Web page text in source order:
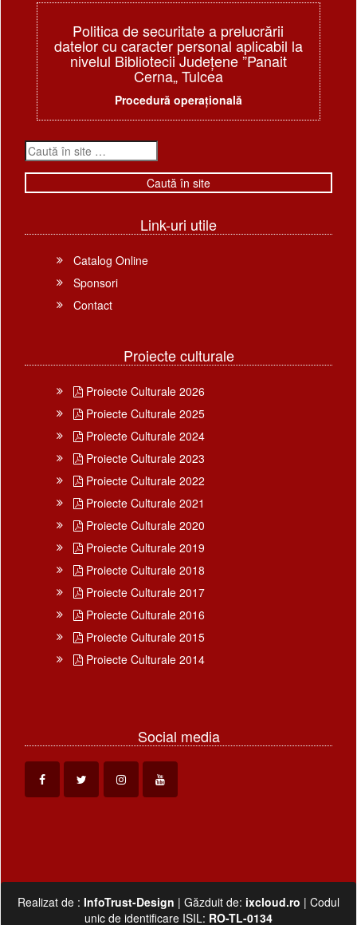
Politica de securitate a prelucrării
datelor cu caracter personal aplicabil la
nivelul Bibliotecii Judeţene ”Panait
Cerna„ Tulcea
Procedură operațională
Link-uri utile
Catalog Online
Sponsori
Contact
Proiecte culturale
Proiecte Culturale 2026
Proiecte Culturale 2025
Proiecte Culturale 2024
Proiecte Culturale 2023
Proiecte Culturale 2022
Proiecte Culturale 2021
Proiecte Culturale 2020
Proiecte Culturale 2019
Proiecte Culturale 2018
Proiecte Culturale 2017
Proiecte Culturale 2016
Proiecte Culturale 2015
Proiecte Culturale 2014
Social media
Realizat de : InfoTrust-Design | Găzduit de: ixcloud.ro | Codul
unic de identificare ISIL: RO-TL-0134